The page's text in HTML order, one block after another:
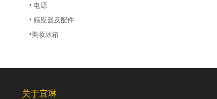
• 电源
• 感应器及配件
•美妆冰箱
关于宜琳